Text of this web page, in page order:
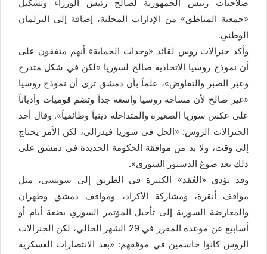
صلاحيات رئيس الجمهورية لصالح رئيس الوزراء وتشكيل
«جمعية المناطق» من الإدارات المحلية، إضافة إلى البرلمان
الوطني.
وأكد جنرالات روس لقائد «وحدات الحماية» أنهم متفقون على
أن نموذج روسيا الاتحادية صالح لسوريا «لكن في شكل متدرج
وعبر الصبر والتفاوض»، علماً بأن دمشق ترى أن نموذج روسيا
«غير صالح لأن مساحة روسيا واسعة جداً وتضم قوميات وأدياناً
على عكس سوريا الصغيرة والمتداخلة دينياً وطائفياً». وقال أحد
الجنرالات الروس: «الحل في سوريا فيدرالي، لكن الأمر يحتاج
إلى وقت، ولا بد من موافقة الحكومة الجديدة في دمشق على
ذلك بعد صوغ الدستور السوري».
وقد تؤدي «العُقد» الكثيرة في الطريق إلى سوتشي، مثل
مواقف أنقرة، ومشاركة الأكراد، ومواقف دمشق وطهران
والمعارضة السورية إلى تأجيل المؤتمر السوري بضعة أيام أو
أسابيع عن موعده المقرر في 29 الشهر الحالي، لكن الجنرالات
الروس كانوا حاسمين في موقفهم: «بعد الانتصارات العسكرية